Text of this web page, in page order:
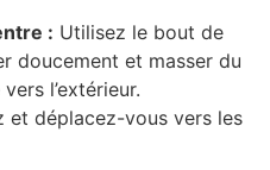
: Utilisez le bout de
doucement et masser du
l’extérieur.
et déplacez-vous vers les